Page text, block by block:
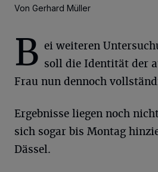
Von Gerhard Müller
B ei weiteren
soll die Identität der
Frau nun dennoch
Ergebnisse liegen noch
sich sogar bis Montag
Dässel.